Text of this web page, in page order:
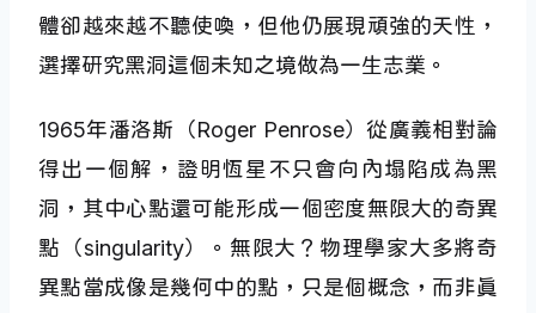
體卻越來越不聽使喚，但他仍展現頑強的天性，
選擇研究黑洞這個未知之境做為一生志業。
1965年潘洛斯（Roger Penrose）從廣義相對論
得出一個解，證明恆星不只會向內塌陷成為黑
洞，其中心點還可能形成一個密度無限大的奇異
點（singularity）。無限大？物理學家大多將奇
異點當成像是幾何中的點，只是個概念，而非真